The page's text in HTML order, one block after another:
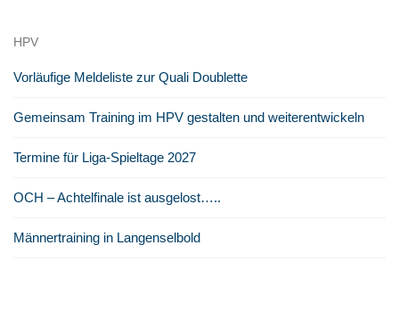
HPV
Vorläufige Meldeliste zur Quali Doublette
Gemeinsam Training im HPV gestalten und weiterentwickeln
Termine für Liga-Spieltage 2027
OCH – Achtelfinale ist ausgelost…..
Männertraining in Langenselbold